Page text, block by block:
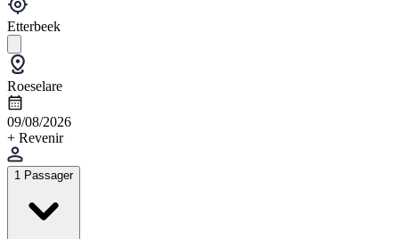
Etterbeek
Roeselare
09/08/2026
+ Revenir
1 Passager